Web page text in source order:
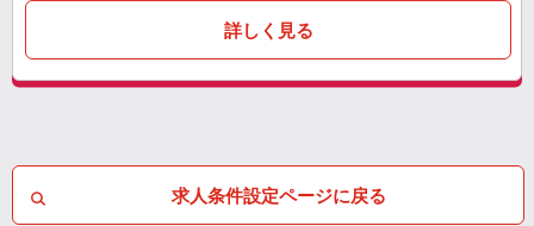
詳しく見る
求人条件設定ページに戻る